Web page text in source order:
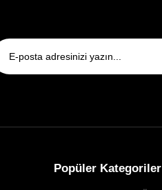
Popüler Kategoriler